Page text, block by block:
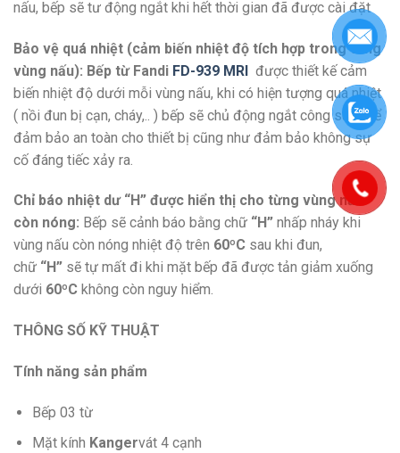
nấu, bếp sẽ tư động ngắt khi hết thời gian đã được cài đặt
Bảo vệ quá nhiệt (cảm biến nhiệt độ tích hợp trong từng
vùng nấu): Bếp từ Fandi FD-939 MRI được thiết kế cảm
biến nhiệt độ dưới mỗi vùng nấu, khi có hiện tượng quá nhiệt
( nồi đun bị cạn, cháy,.. ) bếp sẽ chủ động ngắt công suất để
đảm bảo an toàn cho thiết bị cũng như đảm bảo không sự
cố đáng tiếc xảy ra.
Chỉ báo nhiệt dư “H” được hiển thị cho từng vùng nấu
còn nóng: Bếp sẽ cảnh báo bằng chữ “H” nhấp nháy khi
vùng nấu còn nóng nhiệt độ trên 60ºC sau khi đun,
chữ “H” sẽ tự mất đi khi mặt bếp đã được tản giảm xuống
dưới 60ºC không còn nguy hiểm.
THÔNG SỐ KỸ THUẬT
Tính năng sản phẩm
Bếp 03 từ
Mặt kính Kangervát 4 cạnh